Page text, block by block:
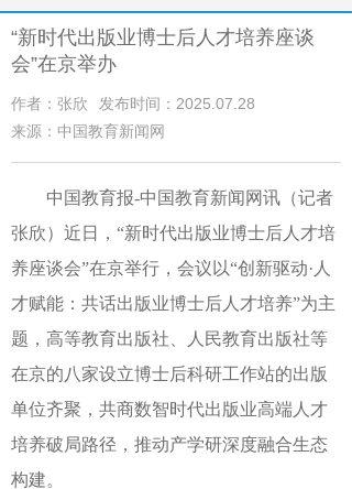
“新时代出版业博士后人才培养座谈
会”在京举办
作者：张欣
发布时间：2025.07.28
来源：中国教育新闻网
中国教育报-中国教育新闻网讯（记者
张欣） 近日，“新时代出版业博士后人才培
养座谈会”在京举行，会议以“创新驱动·人
才赋能：共话出版业博士后人才培养”为主
题，高等教育出版社、人民教育出版社等
在京的 八家设立博士后科研工作站的出版
单位齐聚，共商数智时代出版业高端人才
培养破局路径，推动产学研深度融合生态
构建。